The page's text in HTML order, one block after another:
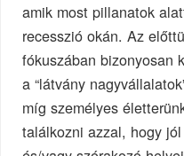
amik most pillanatok
recesszió okán. Az
fókuszában bizonyosan
a “látvány
míg személyes
találkozni azzal, hogy